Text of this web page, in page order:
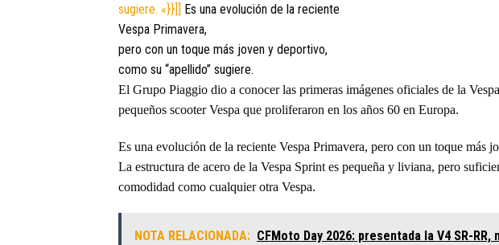
sugiere. «}}]] Es una evolución de la reciente
Vespa Primavera,
pero con un toque más joven y deportivo,
como su “apellido” sugiere.
El Grupo Piaggio dio a conocer las primeras imágenes oficiales de la
pequeños scooter Vespa que proliferaron en los años 60 en Europa.
Es una evolución de la reciente Vespa Primavera, pero con un toque más
La estructura de acero de la Vespa Sprint es pequeña y liviana, pero
comodidad como cualquier otra Vespa.
NOTA RELACIONADA: CFMoto Day 2026: presentada la V4 SR-